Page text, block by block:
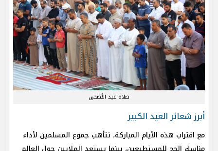
صلاة عيد الأضحى
أبرز شعائر العيد الكبير
مع اقتراب هذه الأيام المباركة، تتأهب جموع المسلمين لأداء